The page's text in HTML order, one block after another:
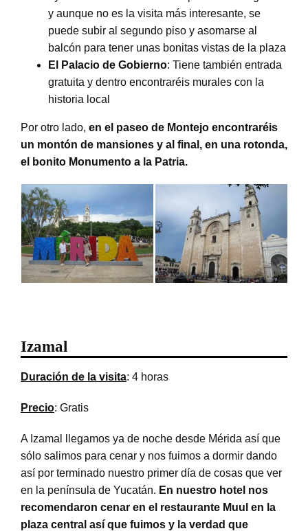
y aunque no es la visita más interesante, se
puede subir al segundo piso y asomarse al
balcón para tener unas bonitas vistas de la plaza
El Palacio de Gobierno: Tiene también entrada
gratuita y dentro encontraréis murales con la
historia local
Por otro lado, en el paseo de Montejo encontraréis
un montón de mansiones y al final, en una rotonda,
el bonito Monumento a la Patria.
Izamal
Duración de la visita: 4 horas
Precio: Gratis
A Izamal llegamos ya de noche desde Mérida así que
sólo salimos para cenar y nos fuimos a dormir dando
así por terminado nuestro primer día de cosas que ver
en la península de Yucatán. En nuestro hotel nos
recomendaron cenar en el restaurante Muul en la
plaza central así que fuimos y la verdad que